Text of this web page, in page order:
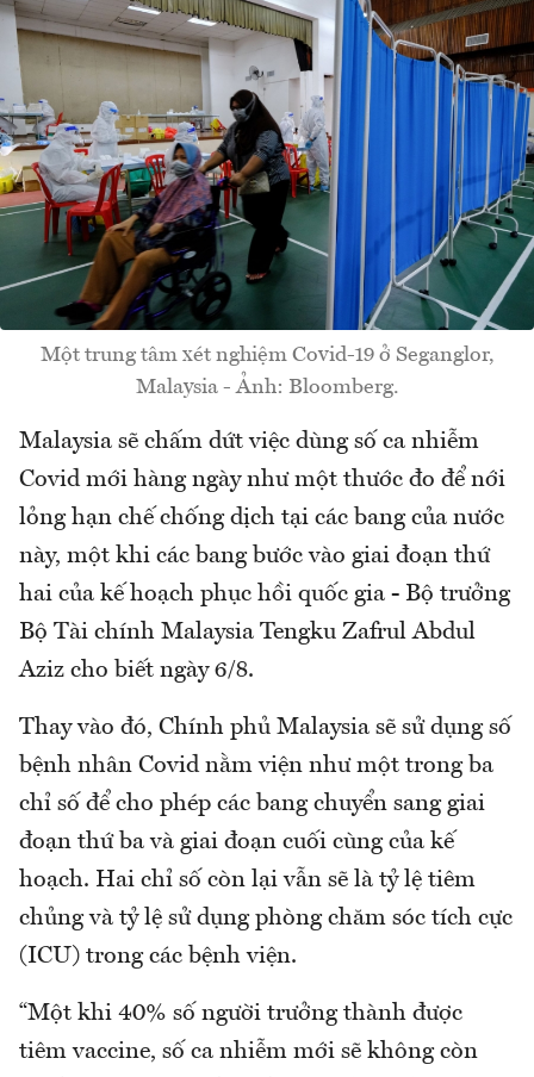
Một trung tâm xét nghiệm Covid-19 ở Seganglor,
Malaysia - Ảnh: Bloomberg.
Malaysia sẽ chấm dứt việc dùng số ca nhiễm
Covid mới hàng ngày như một thước đo để nới
lỏng hạn chế chống dịch tại các bang của nước
này, một khi các bang bước vào giai đoạn thứ
hai của kế hoạch phục hồi quốc gia - Bộ trưởng
Bộ Tài chính Malaysia Tengku Zafrul Abdul
Aziz cho biết ngày 6/8.
Thay vào đó, Chính phủ Malaysia sẽ sử dụng số
bệnh nhân Covid nằm viện như một trong ba
chỉ số để cho phép các bang chuyển sang giai
đoạn thứ ba và giai đoạn cuối cùng của kế
hoạch. Hai chỉ số còn lại vẫn sẽ là tỷ lệ tiêm
chủng và tỷ lệ sử dụng phòng chăm sóc tích cực
(ICU) trong các bệnh viện.
“Một khi 40% số người trưởng thành được
tiêm vaccine, số ca nhiễm mới sẽ không còn